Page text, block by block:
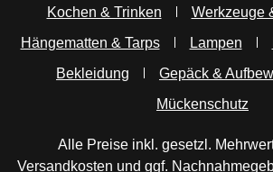
Kochen & Trinken
Werkzeuge
Hängematten & Tarps
Lampen
Bekleidung
Gepäck &
Mückenschutz
Alle Preise inkl. gesetzl.
Versandkosten und ggf.